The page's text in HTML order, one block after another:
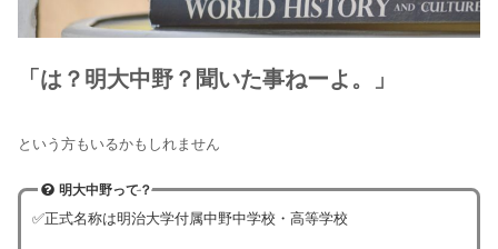
「は？明大中野？聞いた事ねーよ。」
という方もいるかもしれません
明大中野って？
✅正式名称は明治大学付属中野中学校・高等学校